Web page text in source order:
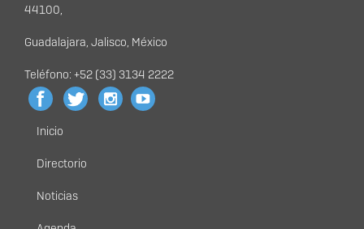
44100,
Guadalajara, Jalisco, México
Teléfono: +52 (33) 3134 2222
Menú
principal
Inicio
Directorio
Noticias